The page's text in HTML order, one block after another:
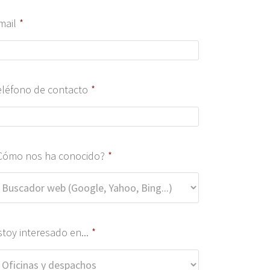
*
de contacto *
nos ha conocido? *
interesado en... *